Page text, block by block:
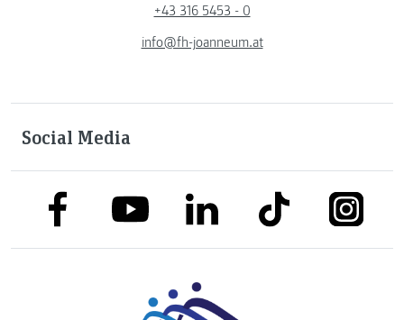
+43 316 5453 - 0
info@fh-joanneum.at
Social Media
link to facebooklink to youtubelink to linkedinlink to tiktok